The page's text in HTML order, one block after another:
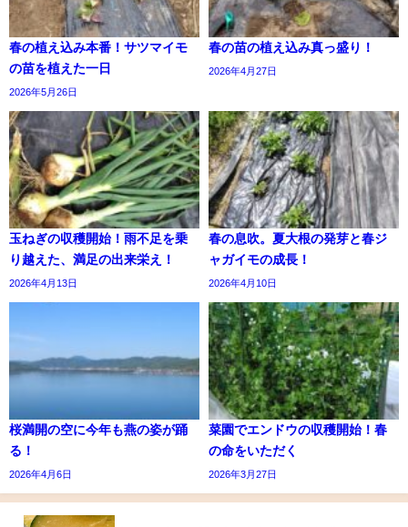
春の植え込み本番！サツマイモ
の苗を植えた一日
2026年5月26日
春の苗の植え込み真っ盛り！
2026年4月27日
玉ねぎの収穫開始！雨不足を乗
り越えた、満足の出来栄え！
2026年4月13日
春の息吹。夏大根の発芽と春ジ
ャガイモの成長！
2026年4月10日
桜満開の空に今年も燕の姿が踊
る！
2026年4月6日
菜園でエンドウの収穫開始！春
の命をいただく
2026年3月27日